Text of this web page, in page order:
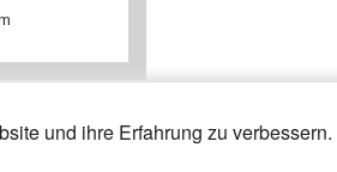
und ihre Erfahrung zu verbessern.